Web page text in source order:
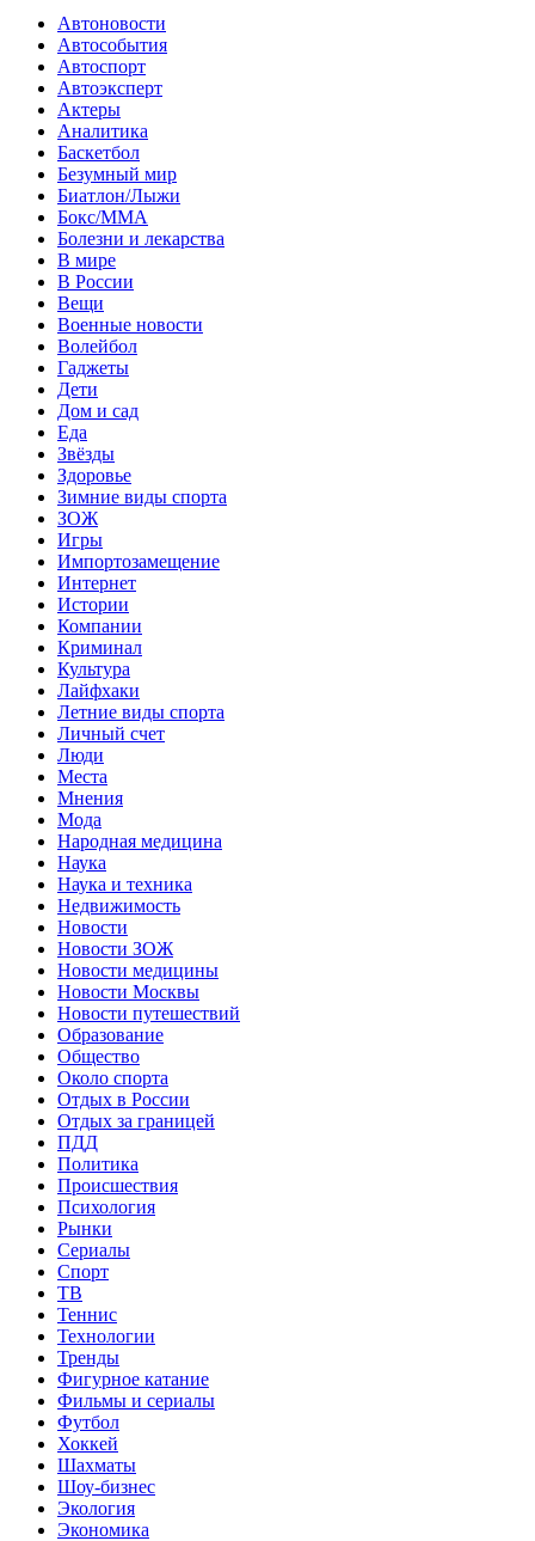
Автоновости
Автособытия
Автоспорт
Автоэксперт
Актеры
Аналитика
Баскетбол
Безумный мир
Биатлон/Лыжи
Бокс/MMA
Болезни и лекарства
В мире
В России
Вещи
Военные новости
Волейбол
Гаджеты
Дети
Дом и сад
Еда
Звёзды
Здоровье
Зимние виды спорта
ЗОЖ
Игры
Импортозамещение
Интернет
Истории
Компании
Криминал
Культура
Лайфхаки
Летние виды спорта
Личный счет
Люди
Места
Мнения
Мода
Народная медицина
Наука
Наука и техника
Недвижимость
Новости
Новости ЗОЖ
Новости медицины
Новости Москвы
Новости путешествий
Образование
Общество
Около спорта
Отдых в России
Отдых за границей
ПДД
Политика
Происшествия
Психология
Рынки
Сериалы
Спорт
ТВ
Теннис
Технологии
Тренды
Фигурное катание
Фильмы и сериалы
Футбол
Хоккей
Шахматы
Шоу-бизнес
Экология
Экономика